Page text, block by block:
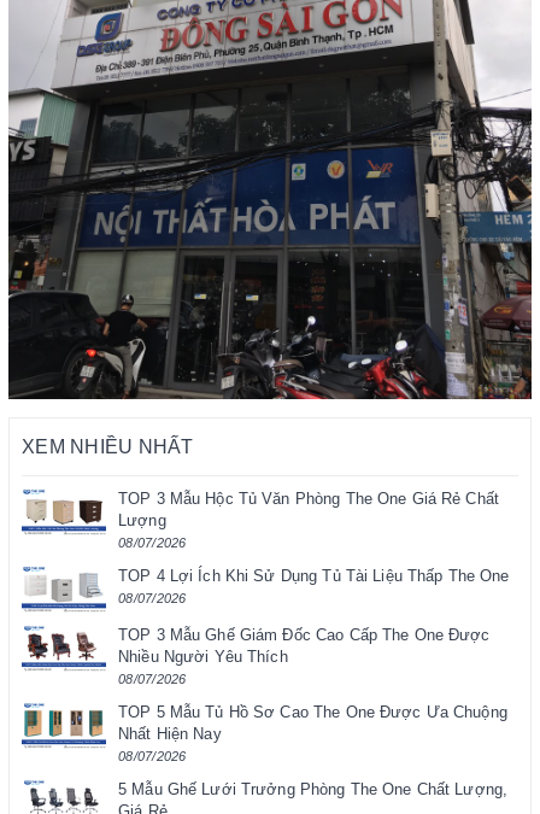
XEM NHIỀU NHẤT
TOP 3 Mẫu Hộc Tủ Văn Phòng The One Giá Rẻ Chất
Lượng
08/07/2026
TOP 4 Lợi Ích Khi Sử Dụng Tủ Tài Liệu Thấp The One
08/07/2026
TOP 3 Mẫu Ghế Giám Đốc Cao Cấp The One Được
Nhiều Người Yêu Thích
08/07/2026
TOP 5 Mẫu Tủ Hồ Sơ Cao The One Được Ưa Chuộng
Nhất Hiện Nay
08/07/2026
5 Mẫu Ghế Lưới Trưởng Phòng The One Chất Lượng,